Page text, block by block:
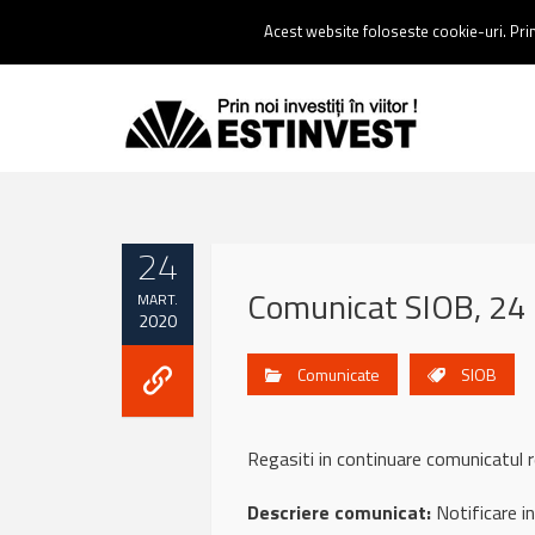
0237 238 900 |Email :contact@estinvest.ro
24
MART.
2020 Comunicat SIOB,
Comunicate SIOB
Regasiti in continuare comunicatul
Descriere comunicat: Notificare
Acest website foloseste cookie-uri.